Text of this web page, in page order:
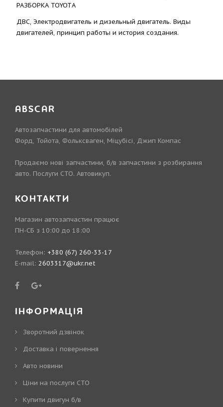
РАЗБОРКА TOYOTА
ДВС, Электродвигатель и дизельный двигатель. Виды
двигателей, принцип работы и история создания.
ABSCAR
Автозапчастини для автомобілей
Форд, Тойота, Фольксваген, Міцубісі, Джип Компас
Продаємо нові запчастини, б/в запчастини з розбирання
авто. Послуги СТО. Автовикуп.
КОНТАКТИ
Магазин автозапчастин працює
ПН-СБ з 10:00 до 18:00
Телефон: +380 (67) 260-33-17
E-mail: 2603317@ukr.net
ІНФОРМАЦІЯ
Зворотний дзвінок
Доставка і повернення
Авто новини
Ціни на послуги СТО
Купити двигун б/в